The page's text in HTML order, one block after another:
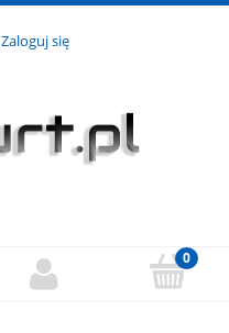
Zaloguj się